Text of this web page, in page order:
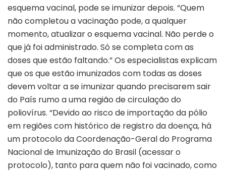
esquema vacinal, pode se imunizar depois. “Quem
não completou a vacinação pode, a qualquer
momento, atualizar o esquema vacinal. Não perde o
que já foi administrado. Só se completa com as
doses que estão faltando.” Os especialistas explicam
que os que estão imunizados com todas as doses
devem voltar a se imunizar quando precisarem sair
do País rumo a uma região de circulação do
poliovírus. “Devido ao risco de importação da pólio
em regiões com histórico de registro da doença, há
um protocolo da Coordenação-Geral do Programa
Nacional de Imunização do Brasil (acessar o
protocolo), tanto para quem não foi vacinado, como